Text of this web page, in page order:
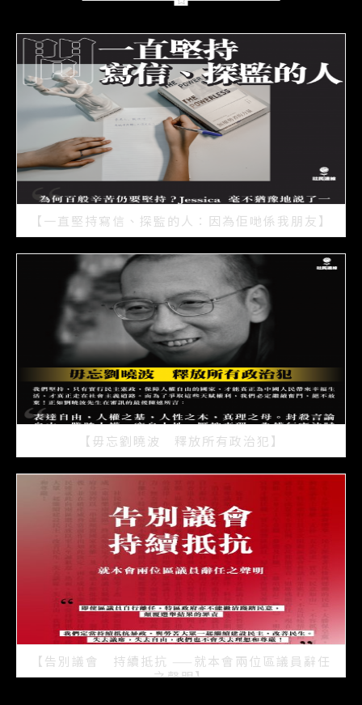
【一直堅持寫信、探監的人：因為佢哋係我朋友】
2021/07/15
【毋忘劉曉波 釋放所有政治犯】
【告別議會 持續抵抗 ——就本會兩位區議員辭任
之聲明】